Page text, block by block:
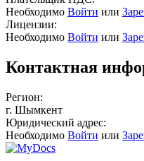
Необходимо Войти или
Лицензии:
Необходимо Войти или
Контактная
Регион:
г. Шымкент
Юридический адрес:
Необходимо Войти или